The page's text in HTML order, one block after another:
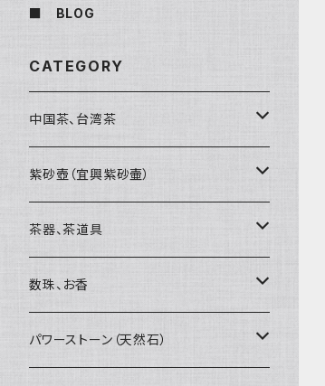
■ BLOG
CATEGORY
中国茶、台湾茶
烏龍茶（ウーロン茶）
黒茶（緊圧茶、普洱茶）
紅茶、白茶、緑茶
茶外茶、工藝茶、その他
紫砂壺（宜興紫砂壷）
大師、名人、高工の作品
周菊英（高級工藝美術師）
高級工藝美術師の作品
茶器、茶道具
茶杯、聞香杯
茶海、茶漏（茶漉し）
数珠、お香
お香、香炉
パワーストーン（天然石）